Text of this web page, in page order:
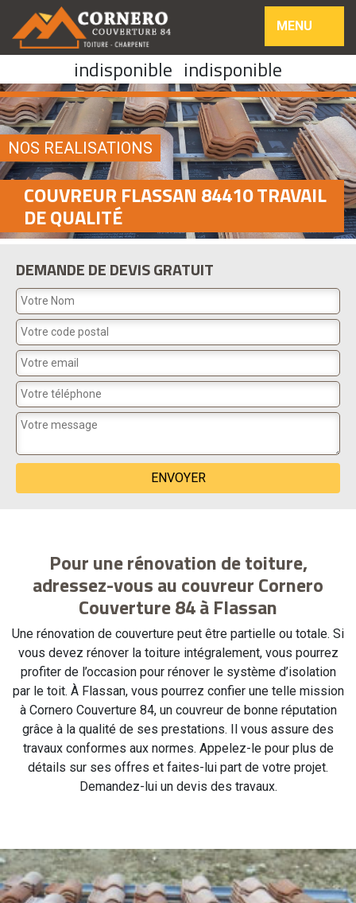
MENU
indisponible indisponible
NOS REALISATIONS
COUVREUR FLASSAN 84410 TRAVAIL
DE QUALITÉ
DEMANDE DE DEVIS GRATUIT
Pour une rénovation de toiture,
adressez-vous au couvreur Cornero
Couverture 84 à Flassan
Une rénovation de couverture peut être partielle ou totale. Si
vous devez rénover la toiture intégralement, vous pourrez
profiter de l’occasion pour rénover le système d’isolation
par le toit. À Flassan, vous pourrez confier une telle mission
à Cornero Couverture 84, un couvreur de bonne réputation
grâce à la qualité de ses prestations. Il vous assure des
travaux conformes aux normes. Appelez-le pour plus de
détails sur ses offres et faites-lui part de votre projet.
Demandez-lui un devis des travaux.